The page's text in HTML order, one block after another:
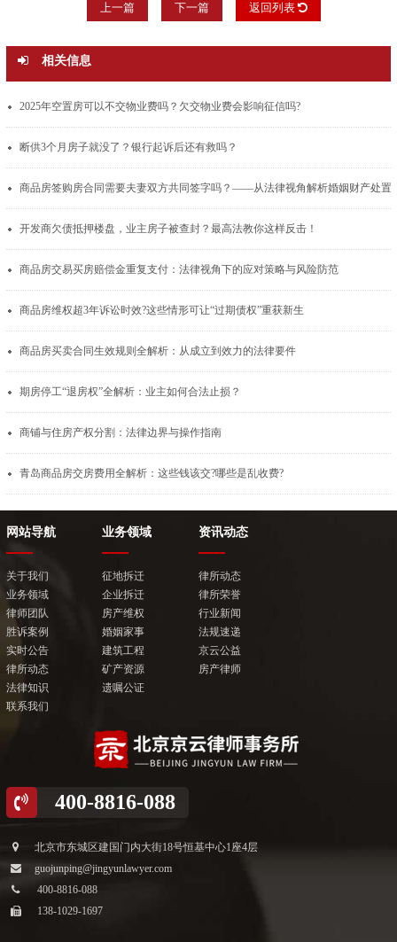
上一篇 下一篇 返回列表
相关信息
2025年空置房可以不交物业费吗？欠交物业费会影响征信吗?
断供3个月房子就没了？银行起诉后还有救吗？
开发商欠债抵押楼盘，业主房子被查封？最高法教你这样反击！
商品房交易买房赔偿金重复支付：法律视角下的应对策略与风险防范
商品房维权超3年诉讼时效?这些情形可让“过期债权”重获新生
商品房买卖合同生效规则全解析：从成立到效力的法律要件
期房停工“退房权”全解析：业主如何合法止损？
商铺与住房产权分割：法律边界与操作指南
青岛商品房交房费用全解析：这些钱该交?哪些是乱收费?
网站导航
关于我们
业务领域
律师团队
胜诉案例
实时公告
律所动态
法律知识
联系我们
业务领域
征地拆迁
企业拆迁
房产维权
婚姻家事
建筑工程
矿产资源
遗嘱公证
资讯动态
律所动态
律所荣誉
行业新闻
法规速递
京云公益
房产律师
400-8816-088
北京市东城区建国门内大街18号恒基中心1座4层
guojunping@jingyunlawyer.com
400-8816-088
138-1029-1697